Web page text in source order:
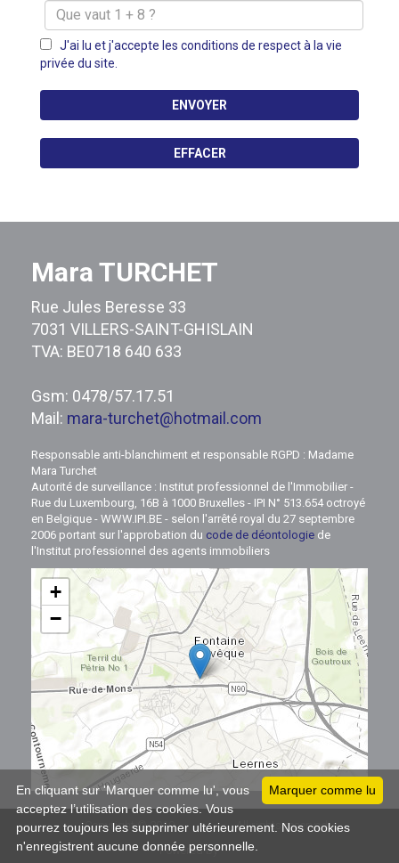
J'ai lu et j'accepte les conditions de respect à la vie
privée du site.
ENVOYER
EFFACER
Mara TURCHET
Rue Jules Beresse 33
7031 VILLERS-SAINT-GHISLAIN
TVA: BE0718 640 633
Gsm: 0478/57.17.51
Mail: mara-turchet@hotmail.com
Responsable anti-blanchiment et responsable RGPD : Madame
Mara Turchet
Autorité de surveillance : Institut professionnel de l'Immobilier -
Rue du Luxembourg, 16B à 1000 Bruxelles - IPI N° 513.654 octroyé
en Belgique - WWW.IPI.BE - selon l'arrêté royal du 27 septembre
2006 portant sur l'approbation du code de déontologie de
l'Institut professionnel des agents immobiliers
+
−
Copyright © 2019IMMOZOOMAll rights reserved
Powered byWhise
Marquer comme lu
En cliquant sur 'Marquer comme lu', vous
acceptez l’utilisation des cookies. Vous
pourrez toujours les supprimer ultérieurement. Nos cookies
n'enregistrent aucune donnée personnelle.